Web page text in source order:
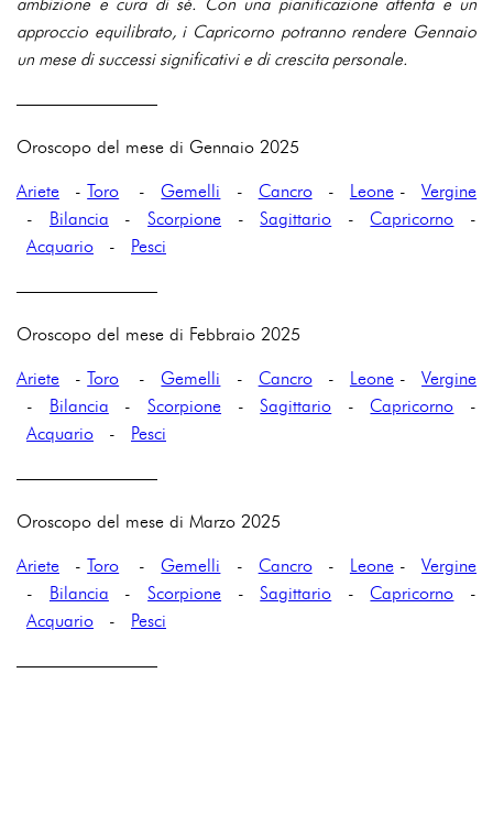
approccio equilibrato, i Capricorno potranno rendere Gennaio
un mese di successi significativi e di crescita personale.
————————
Oroscopo del mese di Gennaio 2025
Ariete -Toro - Gemelli - Cancro- Leone-Vergine
-
Bilancia -Scorpione -Sagittario - Capricorno -
Acquario - Pesci
————————
Oroscopo del mese di Febbraio 2025
Ariete -Toro - Gemelli - Cancro- Leone-Vergine
-
Bilancia -Scorpione -Sagittario - Capricorno -
Acquario - Pesci
————————
Oroscopo del mese di Marzo 2025
Ariete -Toro - Gemelli - Cancro- Leone-Vergine
-
Bilancia -Scorpione -Sagittario - Capricorno -
Acquario - Pesci
————————